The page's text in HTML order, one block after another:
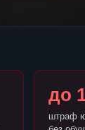
до
штраф